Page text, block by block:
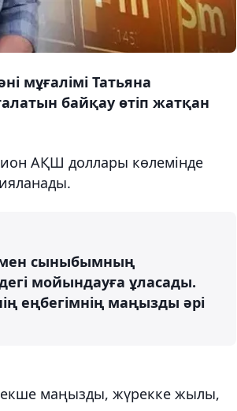
мұғалімі Татьяна
байқау өтіп жатқан
АҚШ доллары көлемінде
мен сыныбымның
мойындауға ұласады.
еңбегімнің маңызды әрі
маңызды, жүрекке жылы,